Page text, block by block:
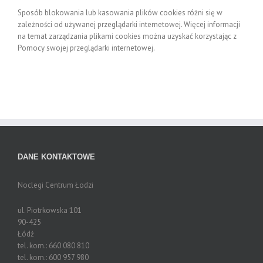
Sposób blokowania lub kasowania plików cookies różni się w
zależności od używanej przeglądarki internetowej. Więcej informacji
na temat zarządzania plikami cookies można uzyskać korzystając z
Pomocy swojej przeglądarki internetowej.
DANE KONTAKTOWE
Noclegi Centrum Łodzi
ul. Piotrkowska 101
90-425
Łódź
tel. kom.: 660 080 810
tel. kom.: 600 957 980